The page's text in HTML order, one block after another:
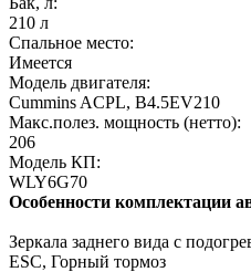
210 л
Спальное место:
Имеется
Модель двигателя:
Cummins ACPL, B4.5EV210
Макс.полез. мощность (нетто):
206
Модель КП:
WLY6G70
Особенности комплектации
Зеркала заднего вида с
ESC, Горный тормоз